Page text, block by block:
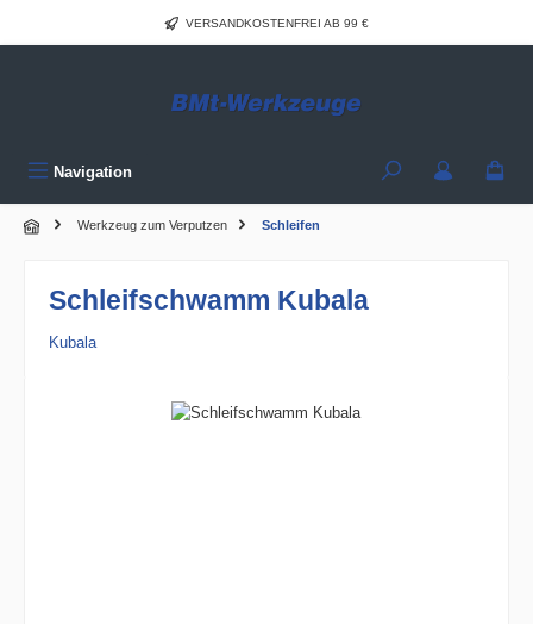
Zum Hauptinhalt springenVERSANDKOSTENFREI AB 99 €
Navigation
Werkzeug zum Verputzen Schleifen
Schleifschwamm Kubala
Kubala
Bildergalerie überspringen